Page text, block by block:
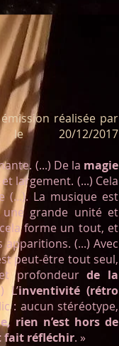
réalisée par
20/12/2017
(...) De la magie
largement. (...) Cela
(...). La musique est
grande unité et
forme un tout, et
(...) Avec
peut-être tout seul,
profondeurde la
L’inventivité (rétro
: aucun stéréotype,
rien n’est hors de
fait réfléchir. »